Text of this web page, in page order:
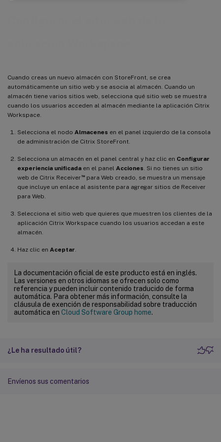
Cuando creas un nuevo almacén con StoreFront, se crea
automáticamente un sitio web y se asocia al almacén. Cuando un
almacén tiene varios sitios web, selecciona qué sitio web se muestra
cuando los usuarios acceden al almacén mediante la aplicación Citrix
Workspace.
Selecciona el nodo Almacenes en el panel izquierdo de la consola
de administración de Citrix StoreFront.
Selecciona un almacén en el panel central y haz clic en Configurar
experiencia unificada en el panel Acciones . Si no tienes un sitio
web de Citrix Receiver™para Web creado, se muestra un mensaje
que incluye un enlace al asistente para agregar sitios de Receiver
para Web.
Selecciona el sitio web que quieres que muestren los clientes de la
aplicación Citrix Workspace cuando los usuarios accedan a este
almacén.
Haz clic en Aceptar
La documentación oficial de este producto está en inglés.
Las versiones en otros idiomas se ofrecen solo como
referencia y pueden incluir contenido traducido de forma
automática. Para obtener más información, consulte la
cláusula de exención de responsabilidad sobre traducción
automática en Cloud Software Group home.
¿Le ha resultado útil?
Envíenos sus comentarios